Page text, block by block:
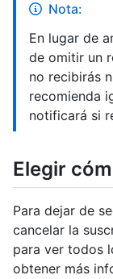
Nota:
En lugar de
de omitir un
no recibirás
recomienda
notificará si
Elegir
Para dejar de
cancelar la
para ver todos
obtener más